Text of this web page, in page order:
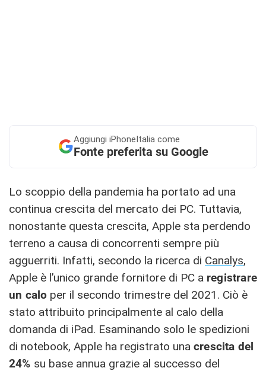
Aggiungi iPhoneItalia come
Fonte preferita su Google
Lo scoppio della pandemia ha portato ad una
continua crescita del mercato dei PC. Tuttavia,
nonostante questa crescita, Apple sta perdendo
terreno a causa di concorrenti sempre più
agguerriti. Infatti, secondo la ricerca di Canalys,
Apple è l’unico grande fornitore di PC a registrare
un calo per il secondo trimestre del 2021. Ciò è
stato attribuito principalmente al calo della
domanda di iPad. Esaminando solo le spedizioni
di notebook, Apple ha registrato una crescita del
24% su base annua grazie al successo del